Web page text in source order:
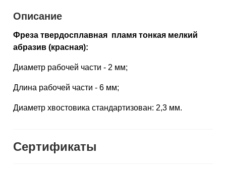
Описание
Фреза твердосплавная пламя тонкая мелкий
абразив (красная):
Диаметр рабочей части - 2 мм;
Длина рабочей части - 6 мм;
Диаметр хвостовика стандартизован: 2,3 мм.
Сертификаты